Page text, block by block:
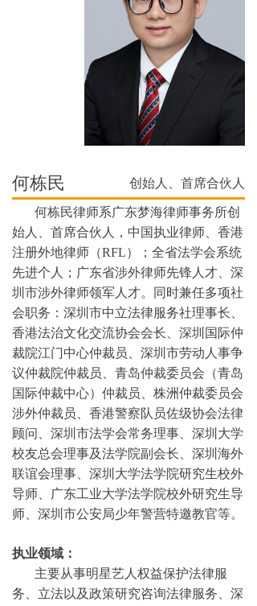
何栋民律师系广东梦海律师事务所创
始人、首席合伙人，中国执业律师、香港
注册外地律师（RFL）；全省法学会系统
先进个人；广东省涉外律师先锋人才、深
圳市涉外律师领军人才。同时兼任多项社
会职务：深圳市中立法律服务社理事长、
香港法治文化交流协会会长、深圳国际仲
裁院江门中心仲裁员、深圳市劳动人事争
议仲裁院仲裁员、青岛仲裁委员会（青岛
国际仲裁中心）仲裁员、株洲仲裁委员会
涉外仲裁员、香港警察队员佐级协会法律
顾问、深圳市法学会常务理事、深圳大学
校友总会理事及法学院副会长、深圳海外
联谊会理事、深圳大学法学院研究生校外
导师、广东工业大学法学院校外研究生导
师、深圳市公安局少年警营特邀教官等。
执业领域：
主要从事明星艺人权益保护法律服
务、立法以及政策研究咨询法律服务、深
何栋民 创始人、首席合伙人